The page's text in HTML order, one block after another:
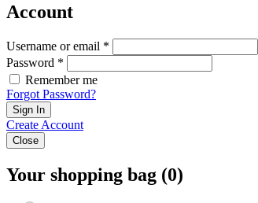
Account
Username or email *
Password *
Remember me
Forgot Password?
Sign In
Create Account
Close
Your shopping bag (0)